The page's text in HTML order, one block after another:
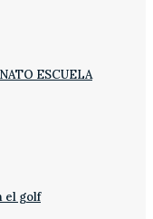
ESCUELA
el golf